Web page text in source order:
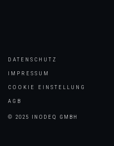
DATENSCHUTZ
IMPRESSUM
COOKIE EINSTELLUNG
AGB
© 2025 INODEQ GMBH